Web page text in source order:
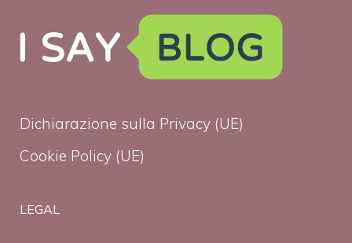
Dichiarazione sulla Privacy (UE)
Cookie Policy (UE)
LEGAL